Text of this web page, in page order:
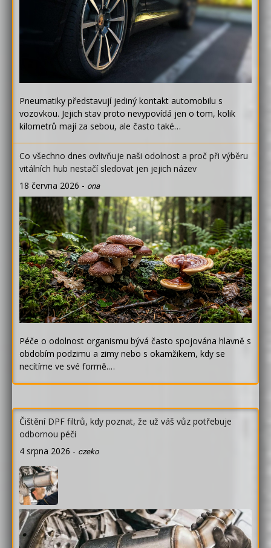
Pneumatiky představují jediný kontakt automobilu s
vozovkou. Jejich stav proto nevypovídá jen o tom, kolik
kilometrů mají za sebou, ale často také…
Co všechno dnes ovlivňuje naši odolnost a proč při výběru
vitálních hub nestačí sledovat jen jejich název
18 června 2026 - ona
Péče o odolnost organismu bývá často spojována hlavně s
obdobím podzimu a zimy nebo s okamžikem, kdy se
necítíme ve své formě.…
Čištění DPF filtrů, kdy poznat, že už váš vůz potřebuje
odbornou péči
4 srpna 2026 - czeko